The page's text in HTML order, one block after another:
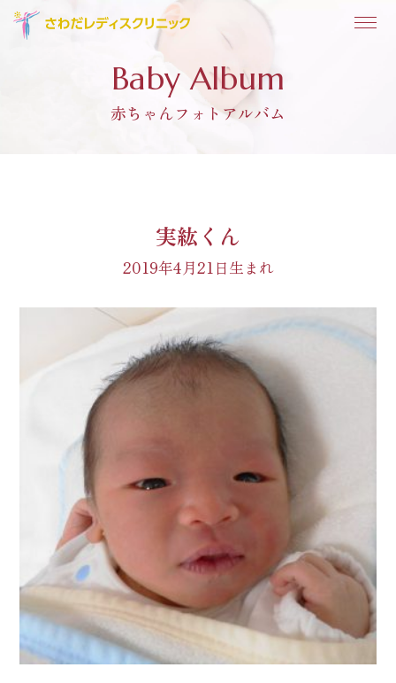
Baby Album
赤ちゃんフォトアルバム
実紘くん
2019年4月21日生まれ